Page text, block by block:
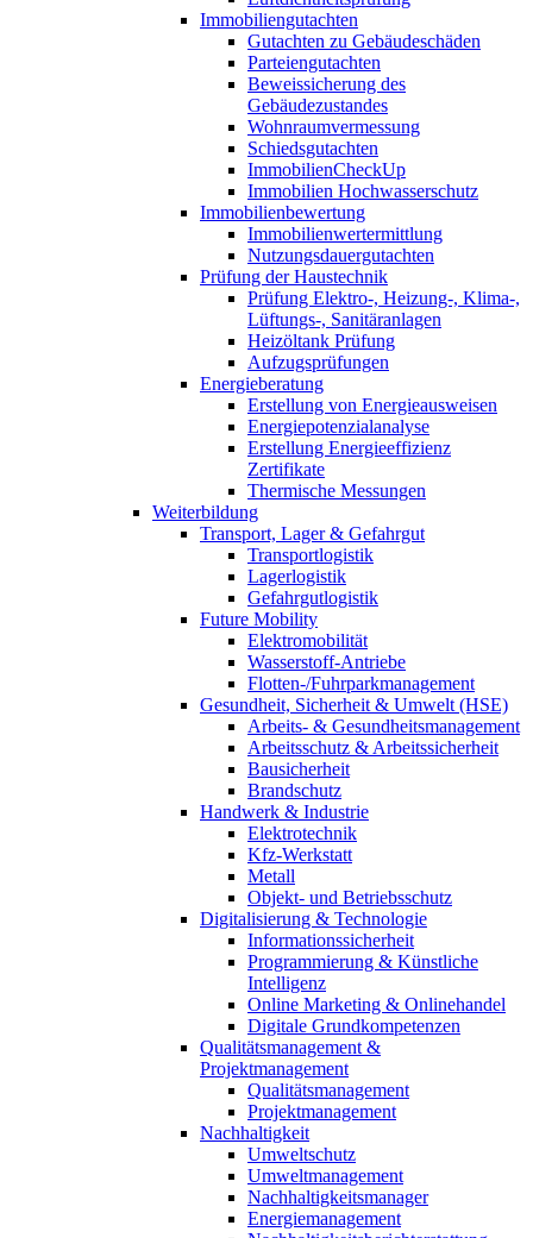
Immobiliengutachten
Gutachten zu Gebäudeschäden
Parteiengutachten
Beweissicherung des
Gebäudezustandes
Wohnraumvermessung
Schiedsgutachten
ImmobilienCheckUp
Immobilien Hochwasserschutz
Immobilienbewertung
Immobilienwertermittlung
Nutzungsdauergutachten
Prüfung der Haustechnik
Prüfung Elektro-, Heizung-, Klima-,
Lüftungs-, Sanitäranlagen
Heizöltank Prüfung
Aufzugsprüfungen
Energieberatung
Erstellung von Energieausweisen
Energiepotenzialanalyse
Erstellung Energieeffizienz
Zertifikate
Thermische Messungen
Weiterbildung
Transport, Lager & Gefahrgut
Transportlogistik
Lagerlogistik
Gefahrgutlogistik
Future Mobility
Elektromobilität
Wasserstoff-Antriebe
Flotten-/Fuhrparkmanagement
Gesundheit, Sicherheit & Umwelt (HSE)
Arbeits- & Gesundheitsmanagement
Arbeitsschutz & Arbeitssicherheit
Bausicherheit
Brandschutz
Handwerk & Industrie
Elektrotechnik
Kfz-Werkstatt
Metall
Objekt- und Betriebsschutz
Digitalisierung & Technologie
Informationssicherheit
Programmierung & Künstliche
Intelligenz
Online Marketing & Onlinehandel
Digitale Grundkompetenzen
Qualitätsmanagement &
Projektmanagement
Qualitätsmanagement
Projektmanagement
Nachhaltigkeit
Umweltschutz
Umweltmanagement
Nachhaltigkeitsmanager
Energiemanagement